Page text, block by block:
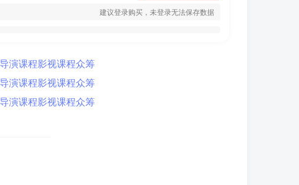
建议登录购买，未登录无法保存数据